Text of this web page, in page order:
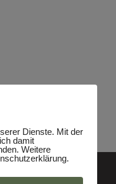
Dienste. Mit der
damit
Weitere